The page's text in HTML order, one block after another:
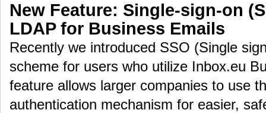
New Feature: Single-sign-on
LDAP for Business Emails
Recently we introduced SSO (Single
scheme for users who utilize Inbox.eu
feature allows larger companies to use
authentication mechanism for easier,